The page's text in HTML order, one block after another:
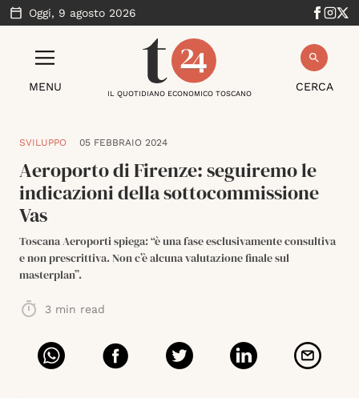
Oggi, 9 agosto 2026
MENU CERCA
IL QUOTIDIANO ECONOMICO TOSCANO
SVILUPPO 05 FEBBRAIO 2024
Aeroporto di Firenze: seguiremo le
indicazioni della sottocommissione
Vas
Toscana Aeroporti spiega: “è una fase esclusivamente consultiva
e non prescrittiva. Non c’è alcuna valutazione finale sul
masterplan”.
3 min read